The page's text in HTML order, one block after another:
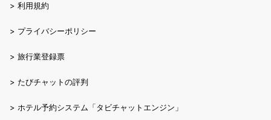
> 利用規約
> プライバシーポリシー
> 旅行業登録票
> たびチャットの評判
> ホテル予約システム「タビチャットエンジン」